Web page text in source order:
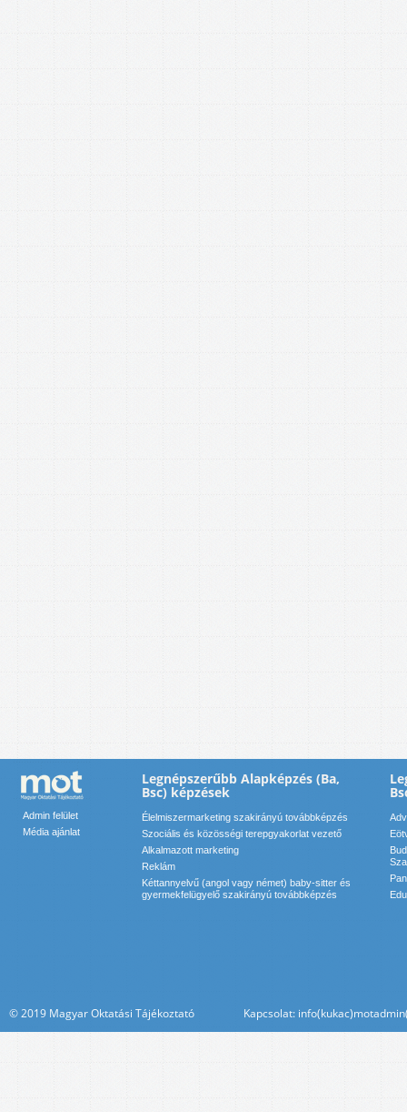
Admin felület
Média ajánlat
Legnépszerűbb Alapképzés (Ba,
Bsc) képzések
Élelmiszermarketing szakirányú továbbképzés
Szociális és közösségi terepgyakorlat vezető
Alkalmazott marketing
Reklám
Kéttannyelvű (angol vagy német) baby-sitter és
gyermekfelügyelő szakirányú továbbképzés
© 2019 Magyar Oktatási Tájékoztató Kapcsolat: